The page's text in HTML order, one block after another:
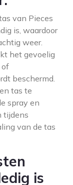
van Pieces
is, waardoor
weer.
het gevoelig
of
beschermd.
tas te
spray en
tijdens
van de tas
is